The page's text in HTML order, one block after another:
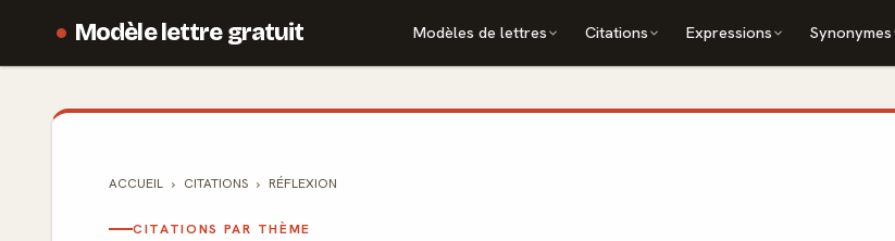
Modèle lettre gratuit Modèles de lettres Citations Expressions Synonymes
ACCUEIL CITATIONS RÉFLEXION
CITATIONS PAR THÈME